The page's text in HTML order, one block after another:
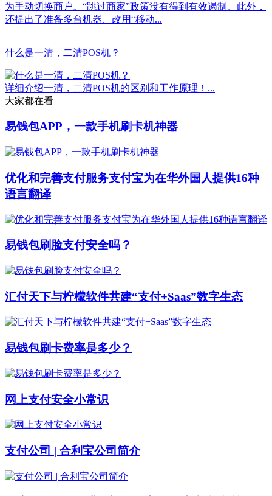
为手动切换商户。“跳过商家”政策没有得到有效遏制。此外，
还提出了准备多台机器、改用“移动...
什么是一清，二清POS机？
详细介绍一清，二清POS机的区别和工作原理！...
大家都在看
易钱包APP，一款手机刷卡机神器
优化和完善支付服务支付宝为在华外国人提供16种
语言翻译
易钱包刷脸支付安全吗？
汇付天下与柠檬软件共建“支付+Saas”数字生态
易钱包刷卡费率是多少？
网上支付安全小常识
支付公司 | 合利宝公司简介